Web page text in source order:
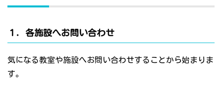
１．各施設へお問い合わせ
気になる教室や施設へお問い合わせすることから始まりま
す。